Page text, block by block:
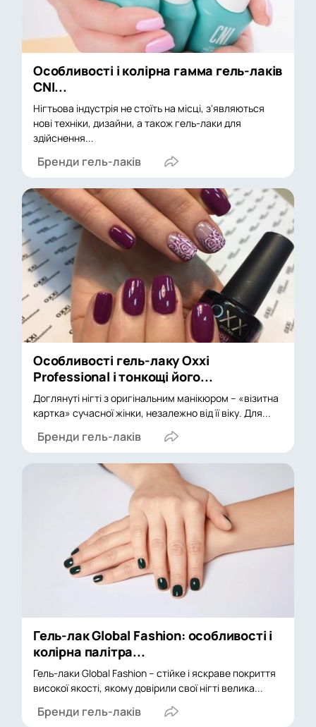
Особливості і колірна гамма гель-лаків
CNI...
Нігтьова індустрія не стоїть на місці, з'являються
нові техніки, дизайни, а також гель-лаки для
здійснення...
Бренди гель-лаків
Особливості гель-лаку Oxxi
Professional і тонкощі його...
Доглянуті нігті з оригінальним манікюром – «візитна
картка» сучасної жінки, незалежно від її віку. Для...
Бренди гель-лаків
Гель-лак Global Fashion: особливості і
колірна палітра...
Гель-лаки Global Fashion – стійке і яскраве покриття
високої якості, якому довірили свої нігті велика...
Бренди гель-лаків